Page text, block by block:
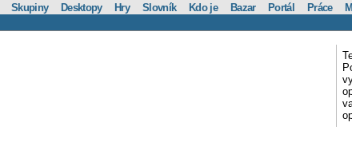
Skupiny Desktopy Hry Slovník Kdo je Bazar Portál Práce